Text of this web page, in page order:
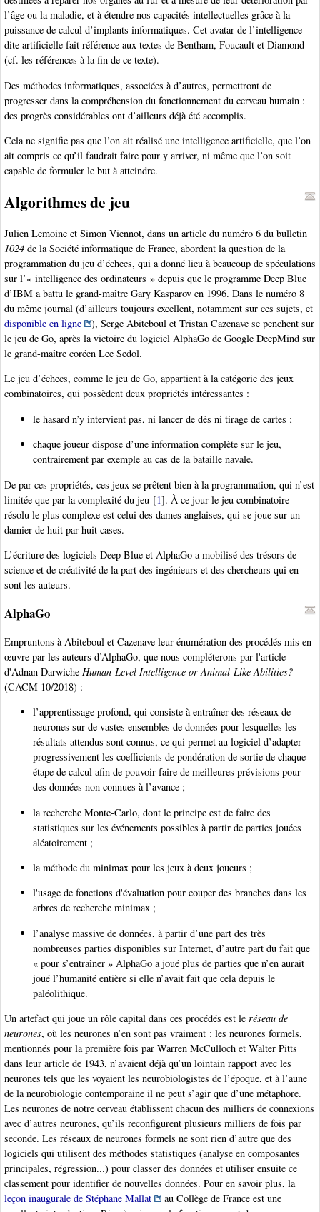
l’âge ou la maladie, et à étendre nos capacités intellectuelles grâce à la
puissance de calcul d’implants informatiques. Cet avatar de l’intelligence
dite artificielle fait référence aux textes de Bentham, Foucault et Diamond
(cf. les références à la fin de ce texte).
Des méthodes informatiques, associées à d’autres, permettront de
progresser dans la compréhension du fonctionnement du cerveau humain :
des progrès considérables ont d’ailleurs déjà été accomplis.
Cela ne signifie pas que l’on ait réalisé une intelligence artificielle, que l’on
ait compris ce qu’il faudrait faire pour y arriver, ni même que l’on soit
capable de formuler le but à atteindre.
Algorithmes de jeu
Julien Lemoine et Simon Viennot, dans un article du numéro 6 du bulletin
1024 de la Société informatique de France, abordent la question de la
programmation du jeu d’échecs, qui a donné lieu à beaucoup de spéculations
sur l’« intelligence des ordinateurs » depuis que le programme Deep Blue
d’IBM a battu le grand-maître Gary Kasparov en 1996. Dans le numéro 8
du même journal (d’ailleurs toujours excellent, notamment sur ces sujets, et
disponible en ligne
), Serge Abiteboul et Tristan Cazenave se penchent sur
le jeu de Go, après la victoire du logiciel AlphaGo de Google DeepMind sur
le grand-maître coréen Lee Sedol.
Le jeu d’échecs, comme le jeu de Go, appartient à la catégorie des jeux
combinatoires, qui possèdent deux propriétés intéressantes :
le hasard n’y intervient pas, ni lancer de dés ni tirage de cartes ;
chaque joueur dispose d’une information complète sur le jeu,
contrairement par exemple au cas de la bataille navale.
De par ces propriétés, ces jeux se prêtent bien à la programmation, qui n’est
limitée que par la complexité du jeu [1]. À ce jour le jeu combinatoire
résolu le plus complexe est celui des dames anglaises, qui se joue sur un
damier de huit par huit cases.
L’écriture des logiciels Deep Blue et AlphaGo a mobilisé des trésors de
science et de créativité de la part des ingénieurs et des chercheurs qui en
sont les auteurs.
AlphaGo
Empruntons à Abiteboul et Cazenave leur énumération des procédés mis en
œuvre par les auteurs d’AlphaGo, que nous compléterons par l'article
d'Adnan Darwiche Human-Level Intelligence or Animal-Like Abilities?
(CACM 10/2018) :
l’apprentissage profond, qui consiste à entraîner des réseaux de
neurones sur de vastes ensembles de données pour lesquelles les
résultats attendus sont connus, ce qui permet au logiciel d’adapter
progressivement les coefficients de pondération de sortie de chaque
étape de calcul afin de pouvoir faire de meilleures prévisions pour
des données non connues à l’avance ;
la recherche Monte-Carlo, dont le principe est de faire des
statistiques sur les événements possibles à partir de parties jouées
aléatoirement ;
la méthode du minimax pour les jeux à deux joueurs ;
l'usage de fonctions d'évaluation pour couper des branches dans les
arbres de recherche minimax ;
l’analyse massive de données, à partir d’une part des très
nombreuses parties disponibles sur Internet, d’autre part du fait que
« pour s’entraîner » AlphaGo a joué plus de parties que n’en aurait
joué l’humanité entière si elle n’avait fait que cela depuis le
paléolithique.
Un artefact qui joue un rôle capital dans ces procédés est le réseau de
neurones, où les neurones n’en sont pas vraiment : les neurones formels,
mentionnés pour la première fois par Warren McCulloch et Walter Pitts
dans leur article de 1943, n’avaient déjà qu’un lointain rapport avec les
neurones tels que les voyaient les neurobiologistes de l’époque, et à l’aune
de la neurobiologie contemporaine il ne peut s’agir que d’une métaphore.
Les neurones de notre cerveau établissent chacun des milliers de connexions
avec d’autres neurones, qu’ils reconfigurent plusieurs milliers de fois par
seconde. Les réseaux de neurones formels ne sont rien d’autre que des
logiciels qui utilisent des méthodes statistiques (analyse en composantes
principales, régression...) pour classer des données et utiliser ensuite ce
classement pour identifier de nouvelles données. Pour en savoir plus, la
leçon inaugurale de Stéphane Mallat
au Collège de France est une